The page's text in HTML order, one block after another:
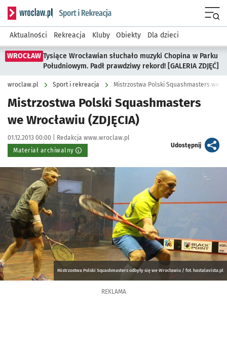
Serwis informacyjny wroclaw.pl podserwis: Sport i rekreacja
Aktualności Rekreacja Kluby Obiekty Dla dzieci
WROCŁAW Tysiące Wrocławian słuchało muzyki Chopina w Parku
Południowym. Padł prawdziwy rekord! [GALERIA ZDJĘĆ]
wroclaw.pl Sport i rekreacja Mistrzostwa Polski Squashmasters we
Mistrzostwa Polski Squashmasters
we Wrocławiu (ZDJĘCIA)
Data publikacji:
01.12.2013 00:00 | Autor:
Redakcja www.wroclaw.pl
Materiał archiwalny
Udostępnijartykuł
Kliknij, aby powiększyć
Mistrzostwa Polski Squashmasters odbyły się we Wrocławiu / fot. hastalavista.pl
REKLAMA